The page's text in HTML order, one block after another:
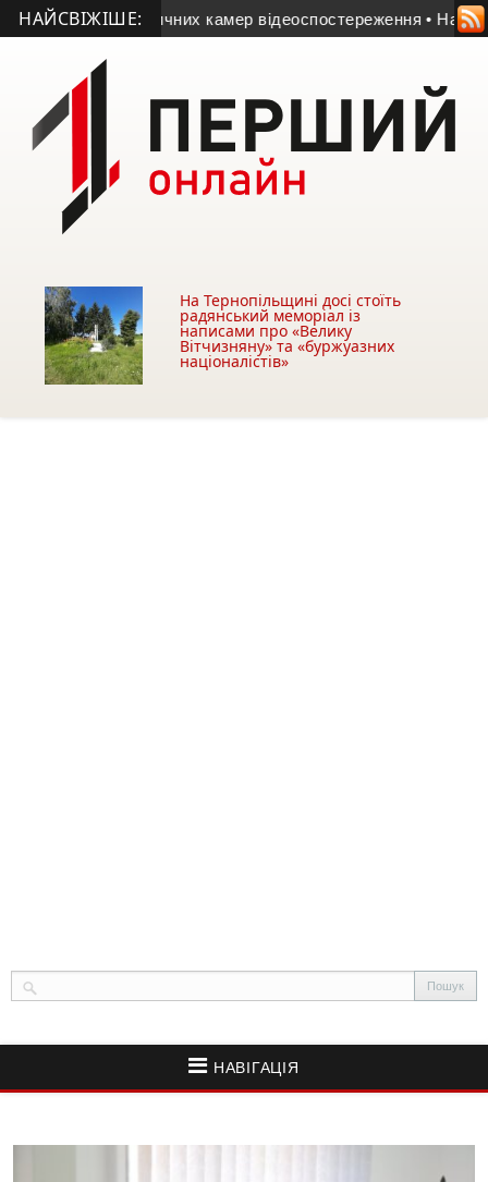
НАЙСВІЖІШЕ:у вуличних камер відеоспостереження • На
На Тернопільщині досі стоїть
радянський меморіал із
написами про «Велику
Вітчизняну» та «буржуазних
націоналістів»
НАВІГАЦІЯ